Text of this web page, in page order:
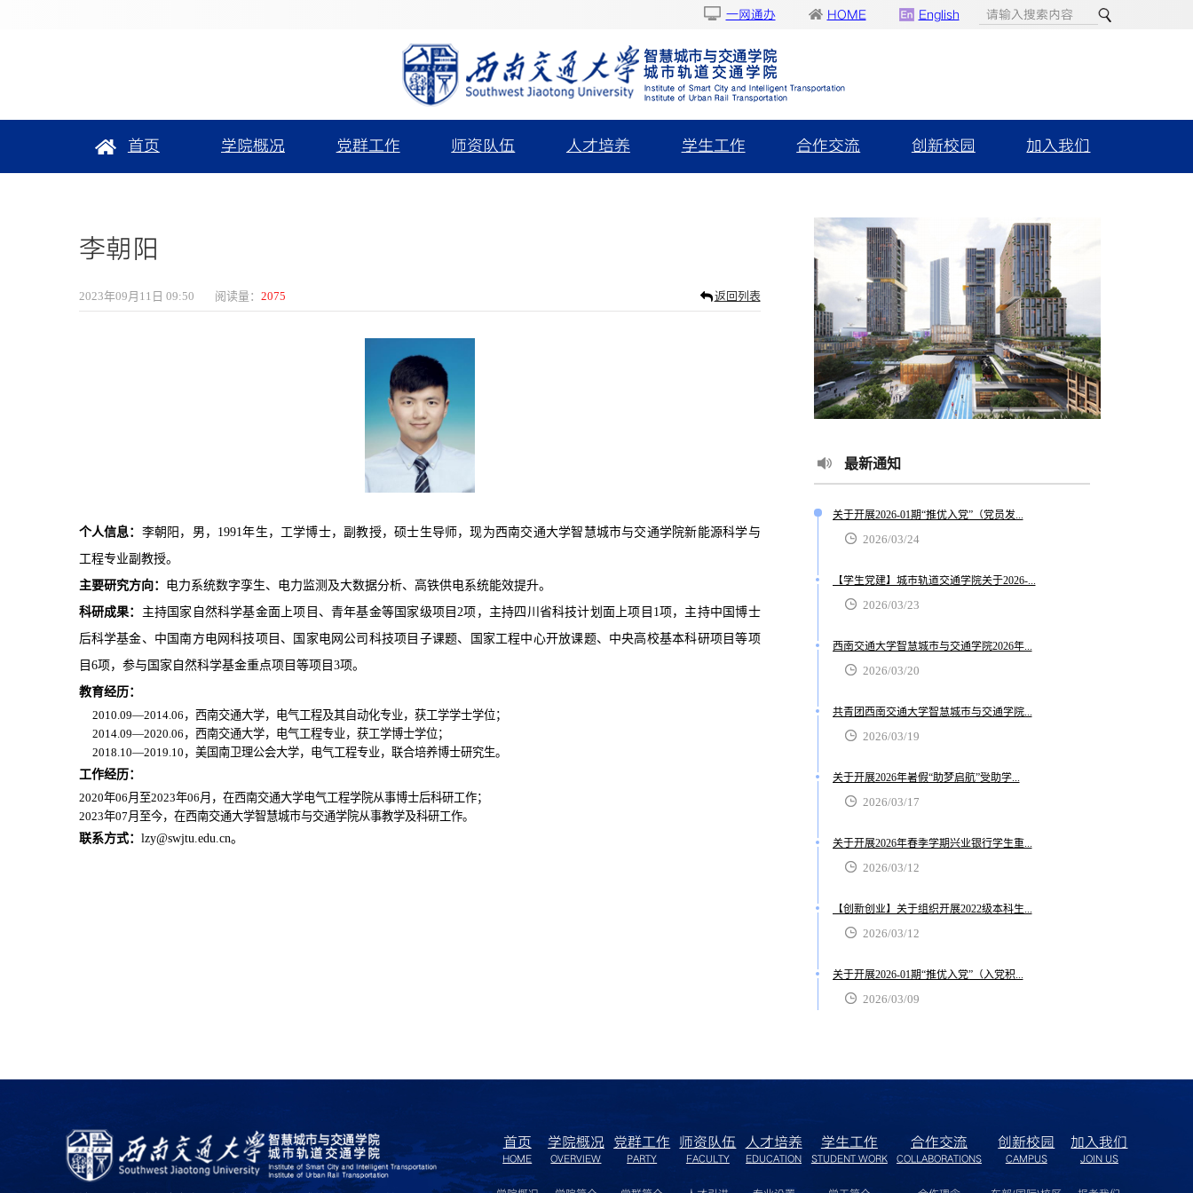
一网通办 HOME English
首页 学院概况 党群工作 师资队伍 人才培养 学生工作 合作交流 创新校园 加入我们
李朝阳
2023年09月11日 09:50 阅读量： 2075 返回列表
个人信息： 李朝阳 ， 男 ， 1991年生，工学博士，副教授，硕士生导师，现为西南交通大学智慧城市与交通学院新能源科学与
工程专业副 教授。
主要研究方向： 电力系统数字孪生、电力监测及大数据分析、 高铁供电系统能效提升。
科研成果： 主持国家自然科学基金面上项目 、青年基金等国家级项目2项，主持四川省科技计划面上项目 1项，主持中国博士
后科学基金、中国南方电网科技项目、国家电网公司科技项目子课题、 国家工程中心开放课题、中央高校基本科研项目等项
目6项， 参与 国家自然科学基金重点项目等项目3项。
教育经历：
2010.09—2014.06 ，西南交通大学，电气工程及其自动化专业，获工学学士学位；
201 4.09—2020.06 ，西南交通大学，电气工程专业，获工学博士学位；
201 8.10—2019.10，美国南卫理公会大学，电气工程专业，联合培养博士研究生。
工作经历：
2020年06 月至2023年06 月 ， 在西南交通大学电气工程学院从事博士后科研工作；
2023年07 月 至今， 在西南交通大学智慧城市与交通学院从事教学及科研工作。
联系方式： lzy@swjtu.edu.cn。
最新通知
关于开展2026-01期“推优入党”（党员发...
2026/03/24
【学生党建】城市轨道交通学院关于2026-...
2026/03/23
西南交通大学智慧城市与交通学院2026年...
2026/03/20
共青团西南交通大学智慧城市与交通学院...
2026/03/19
关于开展2026年暑假“助梦启航”受助学...
2026/03/17
关于开展2026年春季学期兴业银行学生重...
2026/03/12
【创新创业】关于组织开展2022级本科生...
2026/03/12
关于开展2026-01期“推优入党”（入党积...
2026/03/09
首页
HOME
学院概况
OVERVIEW
党群工作
PARTY
师资队伍
FACULTY
人才培养
EDUCATION
学生工作
STUDENT WORK
合作交流
COLLABORATIONS
创新校园
CAMPUS
加入我们
JOIN US